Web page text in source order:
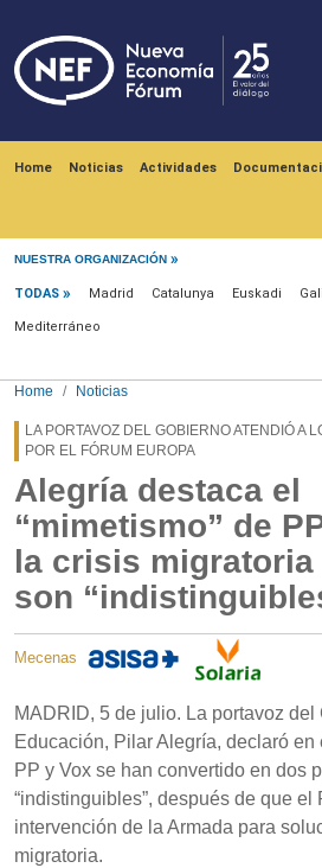
Home Noticias Actividades
NUESTRA ORGANIZACIÓN
Menú noticias
TODAS Madrid Catalunya Euskadi
Mediterráneo
Home Noticias
LA PORTAVOZ DEL GOBIERNO ATENDIÓ A
POR EL FÓRUM EUROPA
Alegría destaca el
“mimetismo” de
la crisis migratoria
son
Mecenas
MADRID, 5 de julio. La portavoz
Educación, Pilar Alegría, declaró
PP y Vox se han convertido en dos
“indistinguibles”, después de que el
intervención de la Armada para
migratoria.